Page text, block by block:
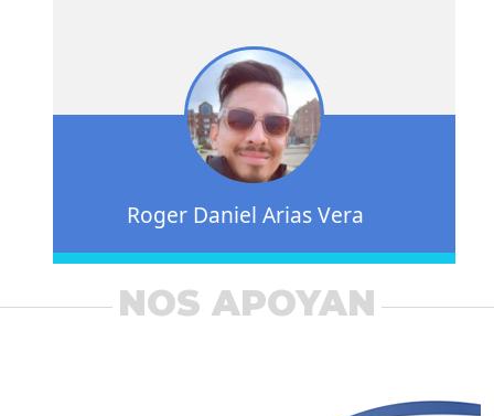
Roger Daniel Arias Vera
NOS APOYAN